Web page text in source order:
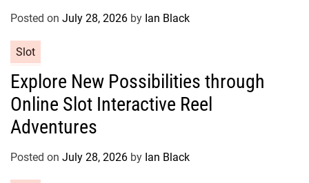
o
e
s
Posted on July 28, 2026 by Ian Black
a
e
g
o
r
Slot
Explore New Possibilities through
Online Slot Interactive Reel
Adventures
Posted on July 28, 2026 by Ian Black